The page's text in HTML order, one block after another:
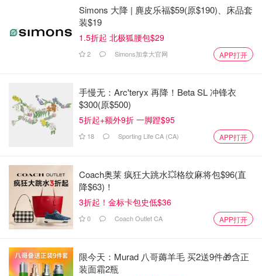
Simons 大降 | 麂皮乐福$59(原$190)、床品套
装$19
1.5折起 北极狐腰包$29
2 Simons加拿大官网 APP打开
手慢无：Arc'teryx 再降！Beta SL 冲锋衣
$300(原$500)
5折起+额外9折 一脚蹬$95
18 Sporting Life CA (CA) APP打开
Coach奥莱 疯狂大跳水💥格纹麻将包$96(直
降$63)！
3折起！金标卡包史低$36
0 Coach Outlet CA APP打开
限今天：Murad 八哥薅羊毛 买2送9件🎁含正
装面霜2瓶